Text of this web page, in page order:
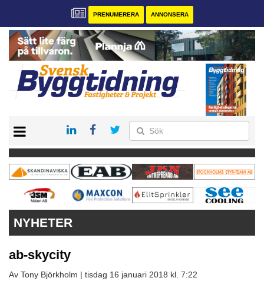
PRENUMERERA ANNONSERA
PRENUMERERA
VÅRA ANDRA MAGASIN
ANNONSERA
NYHETER
ab-skycity
Av Tony Björkholm | tisdag 16 januari 2018 kl. 7:22